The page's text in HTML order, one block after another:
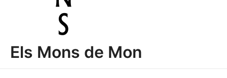
Els Mons de Mon